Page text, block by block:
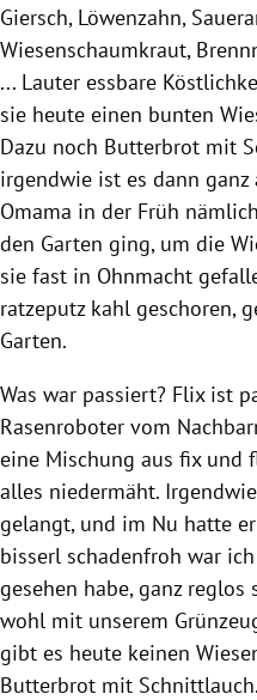
Giersch, Löwenzahn,
Wiesenschaumkraut,
... Lauter essbare
sie heute einen bunten
Dazu noch Butterbrot mit
irgendwie ist es dann ganz
Omama in der Früh
den Garten ging, um die
sie fast in Ohnmacht
ratzeputz kahl geschoren,
Garten.
Was war passiert? Flix ist
Rasenroboter vom
eine Mischung aus fix
alles niedermäht.
gelangt, und im Nu hatte
bisserl schadenfroh war
gesehen habe, ganz
wohl mit unserem
gibt es heute keinen
Butterbrot mit